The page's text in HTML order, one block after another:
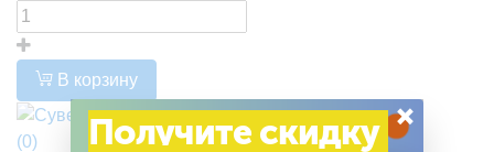
В корзину
(0)
Получите скидку ×